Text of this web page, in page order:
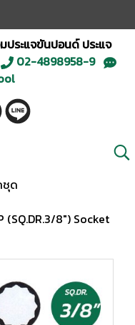
ประแจขันปอนด์ ประแจ
02-4898958-9
ชุด
(SQ.DR.3/8") Socket